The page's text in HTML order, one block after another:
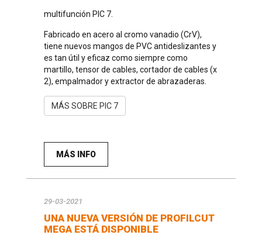
multifunción PIC 7.
Fabricado en acero al cromo vanadio (CrV),
tiene nuevos mangos de PVC antideslizantes y
es tan útil y eficaz como siempre como
martillo, tensor de cables, cortador de cables (x
2), empalmador y extractor de abrazaderas.
MÁS SOBRE PIC 7
MÁS INFO
29-03-2021
UNA NUEVA VERSIÓN DE PROFILCUT
MEGA ESTÁ DISPONIBLE